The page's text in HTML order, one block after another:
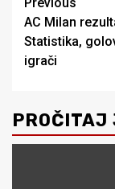
AC Milan
Statistika,
igrači
PROČITAJ